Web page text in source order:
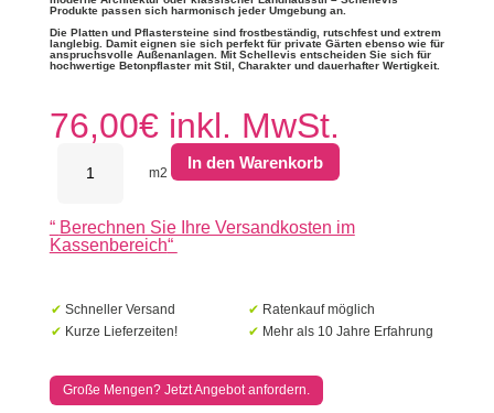
Produkte passen sich harmonisch jeder Umgebung an.
Die Platten und Pflastersteine sind frostbeständig, rutschfest und extrem
langlebig. Damit eignen sie sich perfekt für private Gärten ebenso wie für
anspruchsvolle Außenanlagen. Mit Schellevis entscheiden Sie sich für
hochwertige Betonpflaster mit Stil, Charakter und dauerhafter Wertigkeit.
76,00€ inkl. MwSt.
Terrassenplatten
Menge
m2
In den Warenkorb
“ Berechnen Sie Ihre Versandkosten im
Kassenbereich“
✔ Schneller Versand ✔ Ratenkauf möglich
✔ Kurze Lieferzeiten! ✔ Mehr als 10 Jahre Erfahrung
Große Mengen? Jetzt Angebot anfordern.